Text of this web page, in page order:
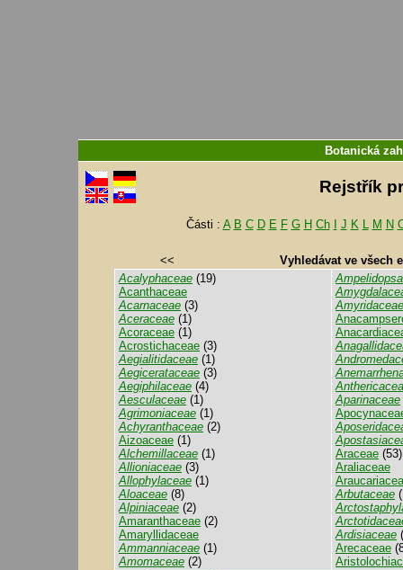
Botanická
Rejstřík
Části : A B C D E F G H Ch J K L M N
<<
Vyhledávat ve všech
Acalyphaceae (19)
Acanthaceae
Acarnaceae (3)
Aceraceae (1)
Acoraceae (1)
Acrostichaceae (3)
Aegialitidaceae (1)
Aegicerataceae (3)
Aegiphilaceae (4)
Aesculaceae (1)
Agrimoniaceae (1)
Achyranthaceae (2)
Aizoaceae (1)
Alchemillaceae (1)
Allioniaceae (3)
Allophylaceae (1)
Aloaceae (8)
Alpiniaceae (2)
Amaranthaceae (2)
Amaryllidaceae
Ammanniaceae (1)
Amomaceae (2)
Amyridaceae
Aparinaceae
Araceae (53)
Araliaceae
Arbutaceae
Ardisiaceae
Arecaceae